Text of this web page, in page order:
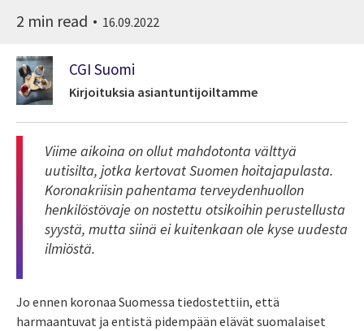
2 min read 16.09.2022
CGI Suomi
Kirjoituksia asiantuntijoiltamme
Viime aikoina on ollut mahdotonta välttyä
uutisilta, jotka kertovat Suomen hoitajapulasta.
Koronakriisin pahentama terveydenhuollon
henkilöstövaje on nostettu otsikoihin perustellusta
syystä, mutta siinä ei kuitenkaan ole kyse uudesta
ilmiöstä.
Jo ennen koronaa Suomessa tiedostettiin, että
harmaantuvat ja entistä pidempään elävät suomalaiset